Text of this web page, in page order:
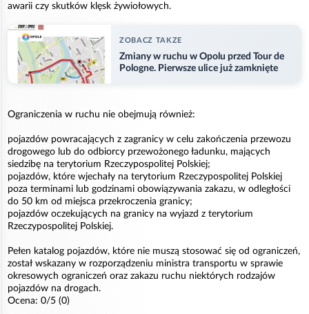
awarii czy skutków klęsk żywiołowych.
ZOBACZ TAKZE
Zmiany w ruchu w Opolu przed Tour de
Pologne. Pierwsze ulice już zamknięte
Ograniczenia w ruchu nie obejmują również:
pojazdów powracających z zagranicy w celu zakończenia przewozu
drogowego lub do odbiorcy przewożonego ładunku, mających
siedzibę na terytorium Rzeczypospolitej Polskiej;
pojazdów, które wjechały na terytorium Rzeczypospolitej Polskiej
poza terminami lub godzinami obowiązywania zakazu, w odległości
do 50 km od miejsca przekroczenia granicy;
pojazdów oczekujących na granicy na wyjazd z terytorium
Rzeczypospolitej Polskiej.
Pełen katalog pojazdów, które nie muszą stosować się od ograniczeń,
został wskazany w rozporządzeniu ministra transportu w sprawie
okresowych ograniczeń oraz zakazu ruchu niektórych rodzajów
pojazdów na drogach.
Ocena: 0/5 (0)